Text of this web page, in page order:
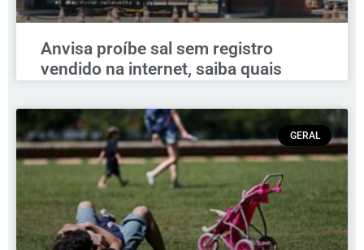
Anvisa proíbe sal sem registro
vendido na internet, saiba quais
GERAL